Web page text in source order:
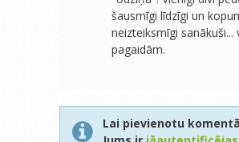
šausmīgi līdzīgi un
neizteiksmīgi sanākuši...
pagaidām.
Lai pievienotu